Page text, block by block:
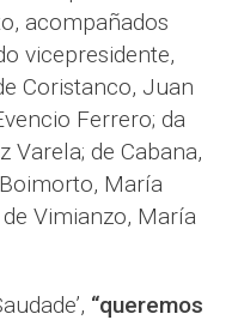
acompañados
vicepresidente,
Coristanco, Juan
Ferrero; da
Varela; de Cabana,
María
Vimianzo, María
“queremos